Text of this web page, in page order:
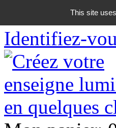
06 18 42 08
Identifiez-
This site